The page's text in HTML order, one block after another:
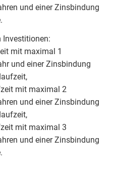
und einer Zinsbindung
Investitionen:
mit maximal 1
und einer Zinsbindung
mit maximal 2
und einer Zinsbindung
mit maximal 3
und einer Zinsbindung